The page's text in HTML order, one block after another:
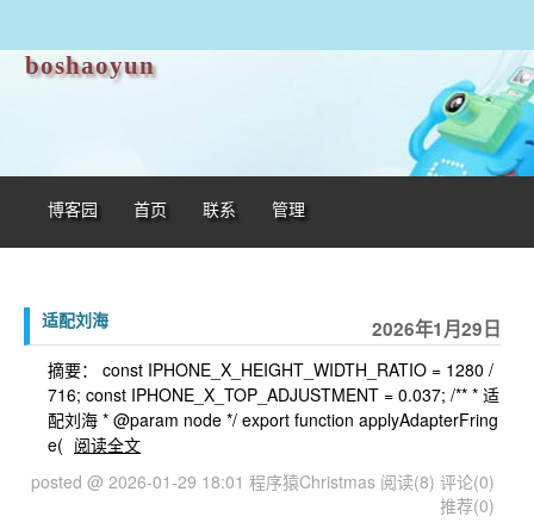
boshaoyun
博客园 首页 联系 管理
2026年1月29日
适配刘海
摘要： const IPHONE_X_HEIGHT_WIDTH_RATIO = 1280 /
716; const IPHONE_X_TOP_ADJUSTMENT = 0.037; /** * 适
配刘海 * @param node */ export function applyAdapterFring
e( 阅读全文
posted @ 2026-01-29 18:01 程序猿Christmas 阅读(8) 评论(0)
推荐(0)